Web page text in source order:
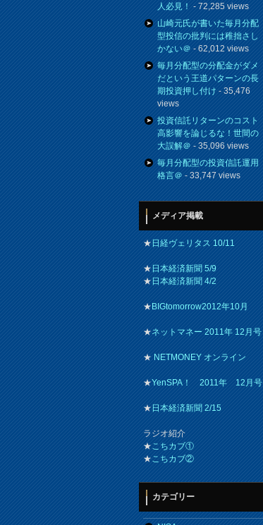
人必見！- 72,285 views
山崎元氏が書いた毎月分配
型投信の批判には稚拙さし
かない＠- 62,012 views
毎月分配型の分配金がダメ
だという王道パターンの長
期投資押し付け- 35,476
views
投資信託リターンのコスト
高影響を論じるな！世間の
大誤解＠- 35,096 views
毎月分配型の投資信託運用
格言＠- 33,747 views
メディア掲載
★日経ヴェリタス 10/11
★日本経済新聞 5/9
★日本経済新聞 4/2
★BIGtomorrow2012年10月
★ネットマネー 2011年 12月号
★NETMONEY オンライン
★YenSPA！ 2011年 12月号
★日本経済新聞 2/15
ラジオ紹介
★こちカブ①
★こちカブ②
カテゴリー